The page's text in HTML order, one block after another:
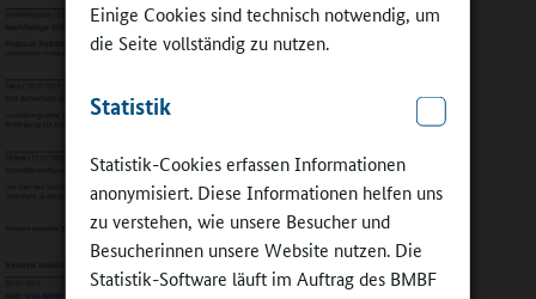
Einige Cookies sind technisch notwendig, um
die Seite vollständig zu nutzen.
Statistik
Statistik-Cookies erfassen Informationen
anonymisiert. Diese Informationen helfen uns
zu verstehen, wie unsere Besucher und
Besucherinnen unsere Website nutzen. Die
Statistik-Software läuft im Auftrag des BMBF